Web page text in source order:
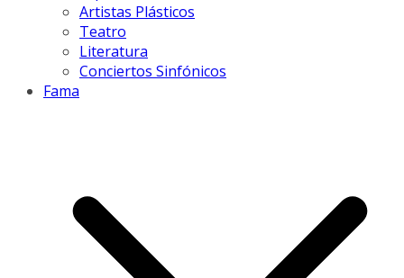
Artistas Plásticos
Teatro
Literatura
Conciertos Sinfónicos
Fama